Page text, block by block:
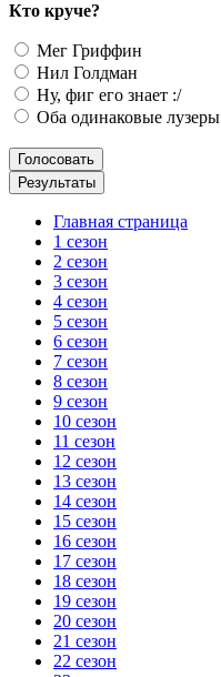
Кто круче?
Мег Гриффин
Нил Голдман
Ну, фиг его знает :/
Оба одинаковые лузеры
Главная страница
1 сезон
2 сезон
3 сезон
4 сезон
5 сезон
6 сезон
7 сезон
8 сезон
9 сезон
10 сезон
11 сезон
12 сезон
13 сезон
14 сезон
15 сезон
16 сезон
17 сезон
18 сезон
19 сезон
20 сезон
21 сезон
22 сезон